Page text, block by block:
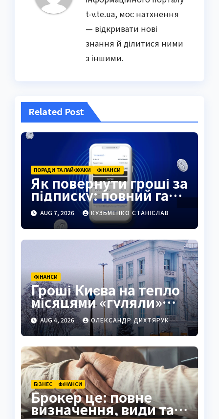
t-v.te.ua, моє натхнення
— відкривати нові
знання й ділитися ними
з іншими.
Related Post
ПОРАДИ ТА ЛАЙФХАКИ ФІНАНСИ
Як повернути гроші за
підписку: повний гайд
2026
AUG 7, 2026 КУЗЬМЕНКО СТАНІСЛАВ
ФІНАНСИ
Гроші Києва на тепло
місяцями «гуляли»
рахунками
AUG 4, 2026 ОЛЕКСАНДР ДИХТЯРУК
БІЗНЕС ФІНАНСИ
Брокер це: повне
визначення, види та